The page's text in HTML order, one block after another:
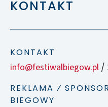
KONTAKT
KONTAKT
info@festiwalbiegow.pl /
REKLAMA ⁄
BIEGOWY